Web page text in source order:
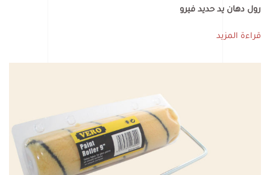
رول دهان يد حديد فيرو
قراءة المزيد